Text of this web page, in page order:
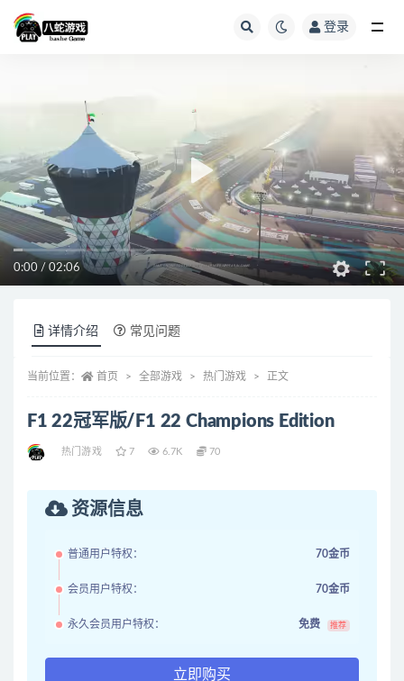
登录
0:00 / 02:06
详情介绍 常见问题
当前位置： 首页 全部游戏 热门游戏 正文
F1 22冠军版/F1 22 Champions Edition
热门游戏 7 6.7K 70
资源信息
普通用户特权： 70金币
会员用户特权： 70金币
永久会员用户特权： 免费 推荐
立即购买